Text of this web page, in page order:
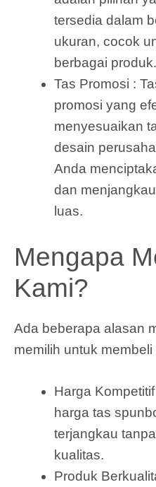
tersedia dalam
ukuran, cocok
berbagai produk.
Tas Promosi :
promosi yang
menyesuaikan
desain
Anda
dan
luas.
Mengapa
Kami?
Ada beberapa alasan
memilih untuk
Harga
harga tas
terjangkau
kualitas.
Produk